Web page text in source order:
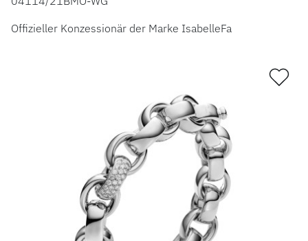
ROLEX CERTIFIED PRE-OWNED
Offizieller Konzessionär der Marke IsabelleFa